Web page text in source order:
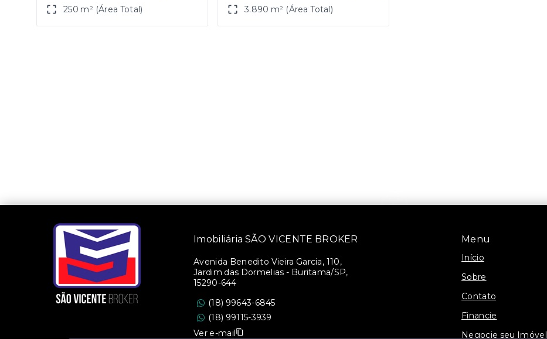
250 m² (Área Total) 3.890 m² (Área Total)
Menu
Início
Sobre
Contato
Financie
Negocie seu Imóvel
Imobiliária SÃO VICENTE BROKER
Avenida Benedito Vieira Garcia, 110,
Jardim das Dormelias - Buritama/SP,
15290-644
(18) 99643-6845
(18) 99115-3939
Ver e-mail